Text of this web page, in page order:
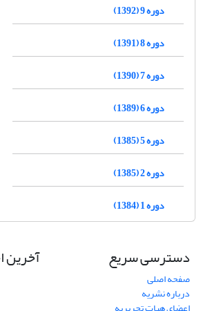
دوره 9 (1392)
دوره 8 (1391)
دوره 7 (1390)
دوره 6 (1389)
دوره 5 (1385)
دوره 2 (1385)
دوره 1 (1384)
دسترسی سریع
صفحه اصلی
درباره نشریه
آخرین